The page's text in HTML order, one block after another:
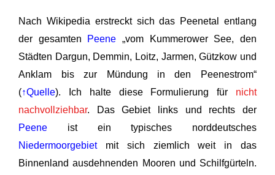
Nach Wikipedia erstreckt sich das Peenetal entlang
der gesamten Peene „vom Kummerower See, den
Städten Dargun, Demmin, Loitz, Jarmen, Gützkow und
Anklam bis zur Mündung in den Peenestrom“
(↑Quelle). Ich halte diese Formulierung für nicht
nachvollziehbar. Das Gebiet links und rechts der
Peene ist ein typisches norddeutsches
Niedermoorgebietmit sich ziemlich weit in das
Binnenland ausdehnenden Mooren und Schilfgürteln.